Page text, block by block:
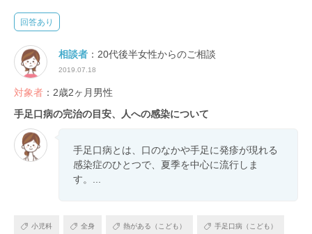
回答あり
相談者 ：20代後半女性からのご相談
2019.07.18
対象者 ：2歳2ヶ月男性
手足口病の完治の目安、人への感染について
手足口病とは、口のなかや手足に発疹が現れる
感染症のひとつで、夏季を中心に流行しま
す。...
小児科 全身 熱がある（こども） 手足口病（こども）